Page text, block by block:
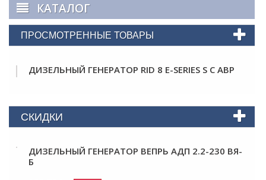
КАТАЛОГ
ПРОСМОТРЕННЫЕ ТОВАРЫ
ДИЗЕЛЬНЫЙ ГЕНЕРАТОР RID 8 E-SERIES S С АВР
СКИДКИ
ДИЗЕЛЬНЫЙ ГЕНЕРАТОР ВЕПРЬ АДП 2.2-230 ВЯ-
Б